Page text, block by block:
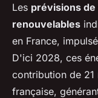
Les prévisions
renouvelables
en France,
D'ici 2028, ces
contribution de 21
française,